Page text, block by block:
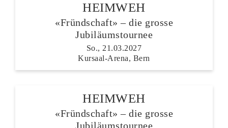
HEIMWEH
«Fründschaft» – die grosse
Jubiläumstournee
So., 21.03.2027
Kursaal-Arena, Bern
HEIMWEH
«Fründschaft» – die grosse
Jubiläumstournee